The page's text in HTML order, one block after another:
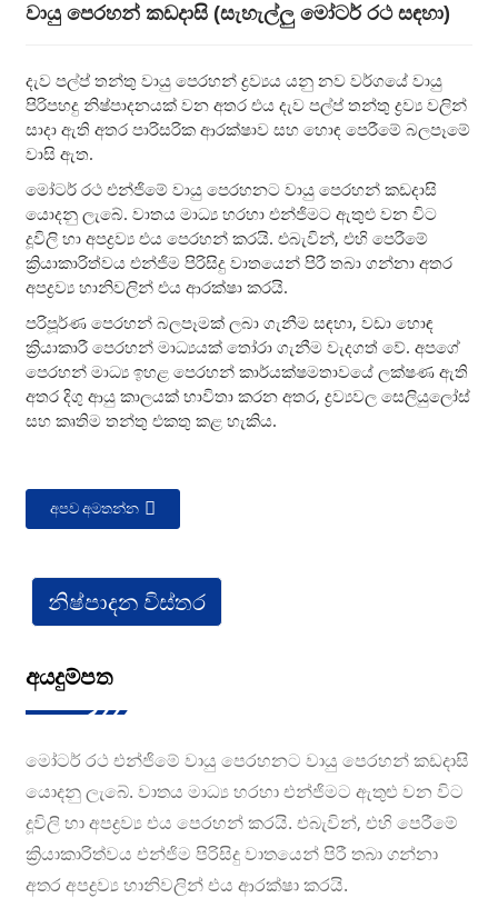
වායු පෙරහන් කඩදාසි (සැහැල්ලු මෝටර් රථ සඳහා)
දැව පල්ප් තන්තු වායු පෙරහන් ද්‍රව්‍යය යනු නව වර්ගයේ වායු
පිරිපහදු නිෂ්පාදනයක් වන අතර එය දැව පල්ප් තන්තු ද්‍රව්‍ය වලින්
සාදා ඇති අතර පාරිසරික ආරක්ෂාව සහ හොඳ පෙරීමේ බලපෑමේ
වාසි ඇත.
මෝටර් රථ එන්ජිමේ වායු පෙරහනට වායු පෙරහන් කඩදාසි
යොදනු ලැබේ. වාතය මාධ්‍ය හරහා එන්ජිමට ඇතුළු වන විට
දූවිලි හා අපද්‍රව්‍ය එය පෙරහන් කරයි. එබැවින්, එහි පෙරීමේ
ක්‍රියාකාරිත්වය එන්ජිම පිරිසිදු වාතයෙන් පිරී තබා ගන්නා අතර
අපද්‍රව්‍ය හානිවලින් එය ආරක්ෂා කරයි.
පරිපූර්ණ පෙරහන් බලපෑමක් ලබා ගැනීම සඳහා, වඩා හොඳ
ක්‍රියාකාරී පෙරහන් මාධ්‍යයක් තෝරා ගැනීම වැදගත් වේ. අපගේ
පෙරහන් මාධ්‍ය ඉහළ පෙරහන් කාර්යක්ෂමතාවයේ ලක්ෂණ ඇති
අතර දිගු ආයු කාලයක් භාවිතා කරන අතර, ද්‍රව්‍යවල සෙලියුලෝස්
සහ කෘතිම තන්තු එකතු කළ හැකිය.
අපව අමතන්න
නිෂ්පාදන විස්තර
අයදුම්පත
මෝටර් රථ එන්ජිමේ වායු පෙරහනට වායු පෙරහන් කඩදාසි
යොදනු ලැබේ. වාතය මාධ්‍ය හරහා එන්ජිමට ඇතුළු වන විට
දූවිලි හා අපද්‍රව්‍ය එය පෙරහන් කරයි. එබැවින්, එහි පෙරීමේ
ක්‍රියාකාරිත්වය එන්ජිම පිරිසිදු වාතයෙන් පිරී තබා ගන්නා
අතර අපද්‍රව්‍ය හානිවලින් එය ආරක්ෂා කරයි.